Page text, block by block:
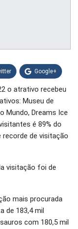
Google+
o atrativo recebeu
Museu de
Mundo, Dreams Ice
é 89% do
recorde de visitação
visitação foi de
mais procurada
de 183,4 mil
com 180,5 mil